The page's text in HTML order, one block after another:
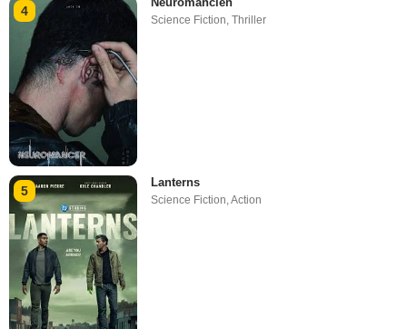
4
Science Fiction,Thriller
5
Lanterns
Science Fiction,Action